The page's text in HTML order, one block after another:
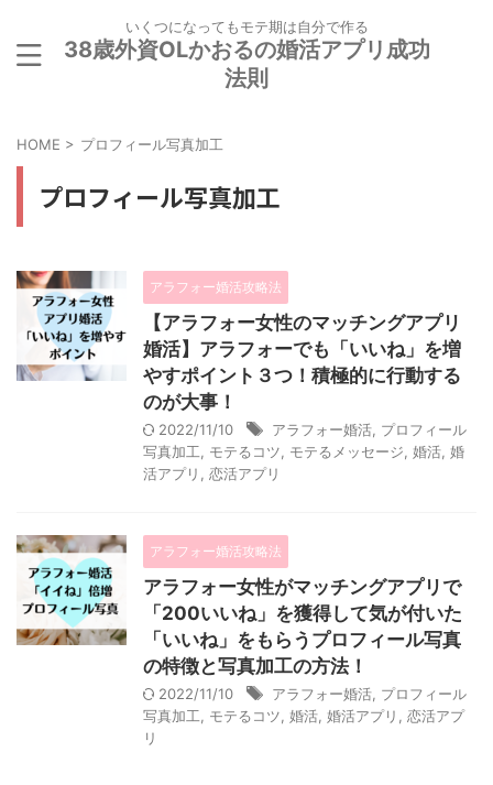
いくつになってもモテ期は自分で作る
38歳外資OLかおるの婚活アプリ成功
法則
HOME > プロフィール写真加工
プロフィール写真加工
アラフォー婚活攻略法
【アラフォー女性のマッチングアプリ
婚活】アラフォーでも「いいね」を増
やすポイント３つ！積極的に行動する
のが大事！
2022/11/10 アラフォー婚活 プロフィール
写真加工
モテるコツ モテるメッセージ 婚活 婚
活アプリ
恋活アプリ
アラフォー婚活攻略法
アラフォー女性がマッチングアプリで
「200いいね」を獲得して気が付いた
「いいね」をもらうプロフィール写真
の特徴と写真加工の方法！
2022/11/10 アラフォー婚活 プロフィール
写真加工
モテるコツ 婚活 婚活アプリ
恋活アプ
リ